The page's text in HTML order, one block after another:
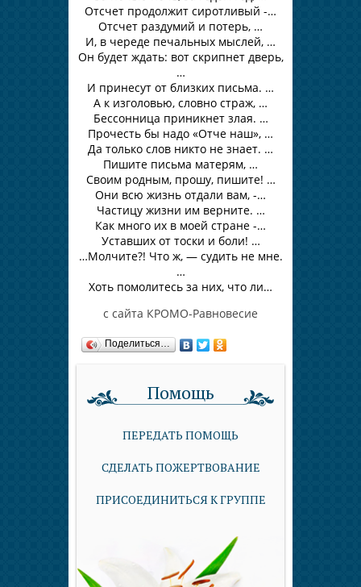
Отсчет продолжит сиротливый -…
Отсчет раздумий и потерь, …
И, в череде печальных мыслей, …
Он будет ждать: вот скрипнет дверь,
…
И принесут от близких письма. …
А к изголовью, словно страж, …
Бессонница приникнет злая. …
Прочесть бы надо «Отче наш», …
Да только слов никто не знает. …
Пишите письма матерям, …
Своим родным, прошу, пишите! …
Они всю жизнь отдали вам, -…
Частицу жизни им верните. …
Как много их в моей стране -…
Уставших от тоски и боли! …
…Молчите?! Что ж, — судить не мне.
…
Хоть помолитесь за них, что ли…
с сайта КРОМО-Равновесие
Поделиться…
Помощь
ПЕРЕДАТЬ ПОМОЩЬ
СДЕЛАТЬ ПОЖЕРТВОВАНИЕ
ПРИСОЕДИНИТЬСЯ К ГРУППЕ